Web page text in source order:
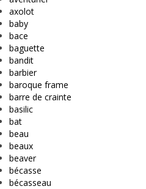
axolot
baby
bace
baguette
bandit
barbier
baroque frame
barre de crainte
basilic
bat
beau
beaux
beaver
bécasse
bécasseau